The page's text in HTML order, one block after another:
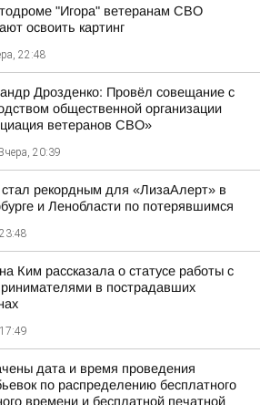
"Игора" ветеранам СВО
освоить картинг
22:48
Дрозденко: Провёл совещание с
общественной организации
ветеранов СВО»
Вчера, 20:39
рекордным для «ЛизаАлерт» в
и Ленобласти по потерявшимся
Ким рассказала о статусе работы с
в пострадавших
дата и время проведения
по распределению бесплатного
времени и бесплатной печатной